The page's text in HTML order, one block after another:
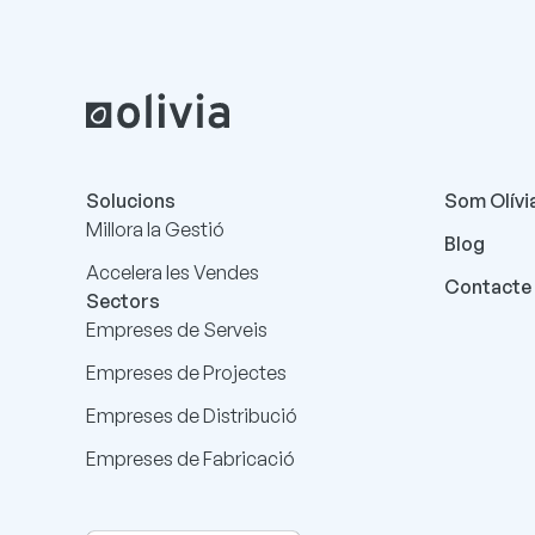
Solucions
Millora la Gestió
Accelera les Vendes
Sectors
Empreses de Serveis
Empreses de Projectes
Empreses de Distribució
Empreses de Fabricació
Som
Blog
Contacte